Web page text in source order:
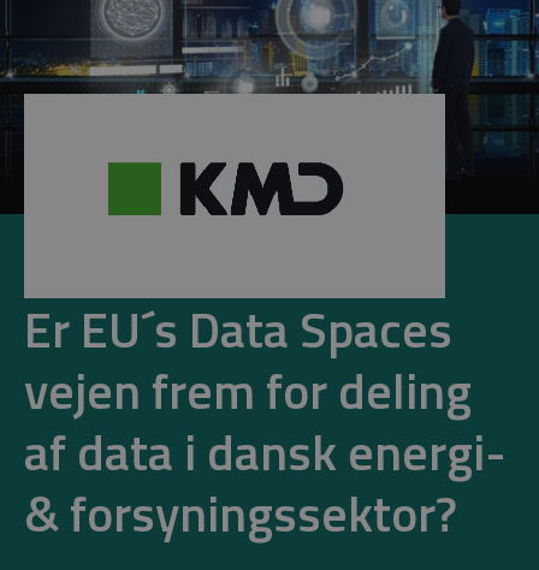
Er EU´s Data Spaces
vejen frem for deling
af data i dansk energi-
& forsyningssektor?